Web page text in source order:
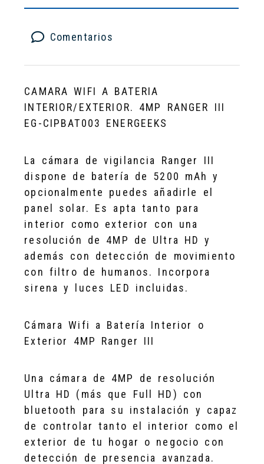
Comentarios
CAMARA WIFI A BATERIA
INTERIOR/EXTERIOR. 4MP RANGER III
EG-CIPBAT003 ENERGEEKS
La cámara de vigilancia Ranger III
dispone de batería de 5200 mAh y
opcionalmente puedes añadirle el
panel solar. Es apta tanto para
interior como exterior con una
resolución de 4MP de Ultra HD y
además con detección de movimiento
con filtro de humanos. Incorpora
sirena y luces LED incluidas.
Cámara Wifi a Batería Interior o
Exterior 4MP Ranger III
Una cámara de 4MP de resolución
Ultra HD (más que Full HD) con
bluetooth para su instalación y capaz
de controlar tanto el interior como el
exterior de tu hogar o negocio con
detección de presencia avanzada.